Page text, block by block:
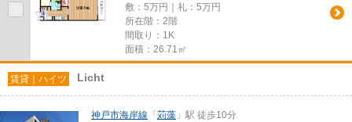
敷：5万円｜礼：5万円
所在階：2階
間取り：1K
面積：26.71㎡
賃貸｜ハイツ Licht
神戸市海岸線 「 苅藻 」駅 徒歩10分